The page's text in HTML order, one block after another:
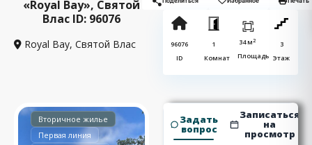
«Royal Bay», Святой
Влас ID: 96076
Royal Bay, Святой Влас
96076
ID
1
Комнат
34 м2
Площадь
3
Этаж
Вторичное жилье
Первая линия
Задать
вопрос
Записаться
на
просмотр